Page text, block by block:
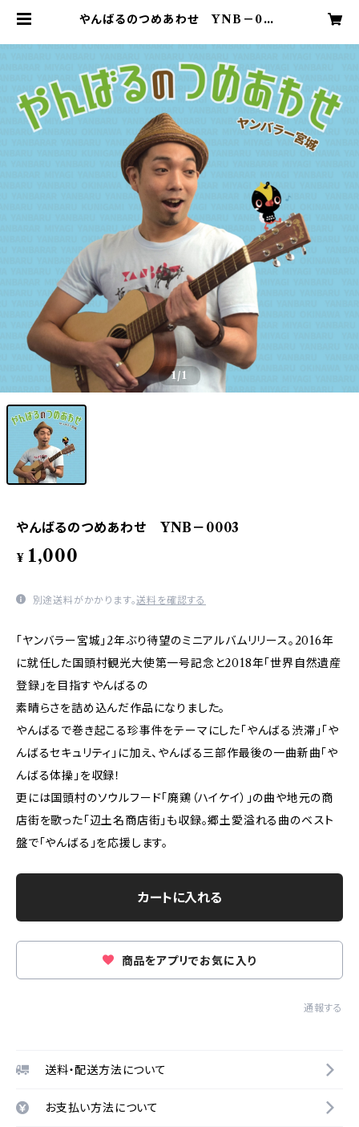
やんばるのつめあわせ YNB－000
site
1/1
やんばるのつめあわせ YNB－0003
¥ 1,000
別途送料がかかります。送料を確認する
「ヤンバラー宮城」2年ぶり待望のミニアルバムリリース。2016年
に就任した国頭村観光大使第一号記念と2018年「世界自然遺産
登録」を目指すやんばるの
素晴らさを詰め込んだ作品になりました。
やんばるで巻き起こる珍事件をテーマにした「やんばる渋滞」「や
んばるセキュリティ」に加え、やんばる三部作最後の一曲新曲「や
んばる体操」を収録！
更には国頭村のソウルフード「廃鶏（ハイケイ）」の曲や地元の商
店街を歌った「辺土名商店街」も収録。郷土愛溢れる曲のベスト
盤で「やんばる」を応援します。
カートに入れる
商品をアプリでお気に入り
通報する
送料・配送方法について
お支払い方法について